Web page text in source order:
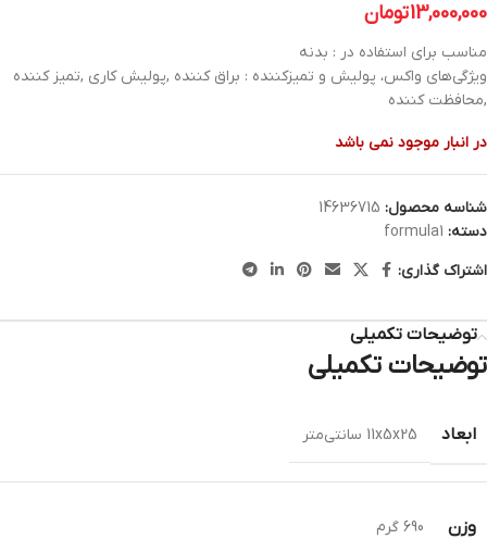
13,000,000تومان
مناسب برای استفاده در : بدنه
ویژگی‌های واکس، پولیش و تمیزکننده : براق کننده ,پولیش کاری ,تمیز کننده
,محافظت کننده
در انبار موجود نمی باشد
شناسه محصول: 14636715
دسته: formula1
اشتراک گذاری:
توضیحات تکمیلی
توضیحات تکمیلی
ابعاد 11x5x25 سانتی‌متر
وزن 690 گرم